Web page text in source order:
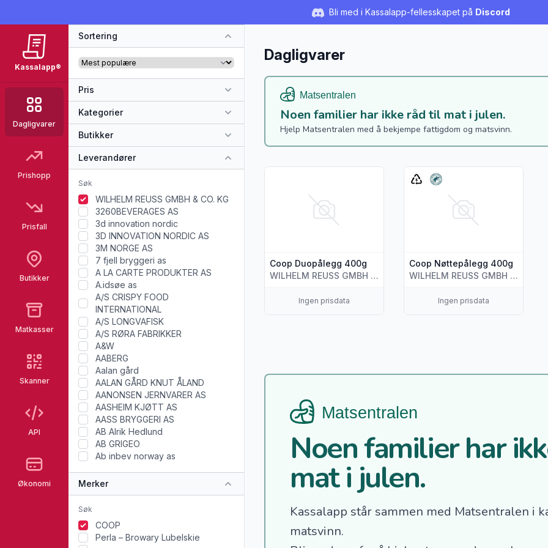
Bli med i Kassalapp-fellesskapet på Discord
Kassalapp®
Dagligvarer
Prishopp
Prisfall
Butikker
Matkasser
Skanner
API
Økonomi
Sortering
Pris
Kategorier
Butikker
Leverandører
WILHELM REUSS GMBH & CO. KG
3260BEVERAGES AS
3d innovation nordic
3D INNOVATION NORDIC AS
3M NORGE AS
7 fjell bryggeri as
A LA CARTE PRODUKTER AS
A.idsøe as
A/S CRISPY FOOD
INTERNATIONAL
A/S LONGVAFISK
A/S RØRA FABRIKKER
A&W
AABERG
Aalan gård
AALAN GÅRD KNUT ÅLAND
AANONSEN JERNVARER AS
AASHEIM KJØTT AS
AASS BRYGGERI AS
AB Alrik Hedlund
AB GRIGEO
Ab inbev norway as
Merker
COOP
Perla – Browary Lubelskie
Dagligvarer
Noen familier har ikke råd til mat i julen.
Hjelp Matsentralen med å bekjempe fattigdom og matsvinn.
Coop Duopålegg 400g
WILHELM REUSS GMBH & CO. KG
Ingen prisdata
Vis flere detaljer for produktet "Coop Duopålegg 400g"
Coop Nøttepålegg 400g
WILHELM REUSS GMBH & CO. KG
Ingen prisdata
Vis flere detaljer for produktet
Noen familier har
mat i julen.
Kassalapp står sammen med Matsentralen i
matsvinn.